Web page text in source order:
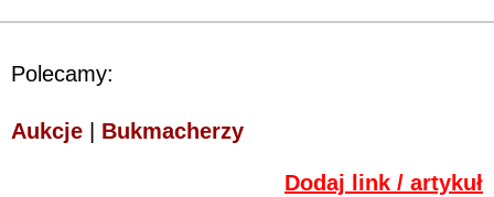
Polecamy:
Aukcje Bukmacherzy
Dodaj link / artykuł